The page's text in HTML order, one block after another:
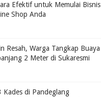
Efektif untuk Memulai Bisnis
Shop Anda
Resah, Warga Tangkap Buaya
2 Meter di Sukaresmi
Kades di Pandeglang